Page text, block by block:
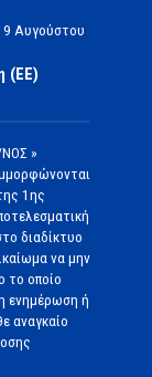
9 Αυγούστου
(ΕΕ)
»
1ης
διαδίκτυο
να μην
το οποίο
ενημέρωση ή
αναγκαίο